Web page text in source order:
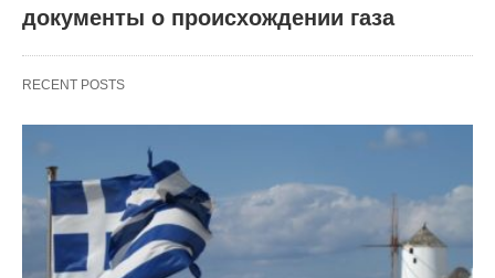
документы о происхождении газа
RECENT POSTS